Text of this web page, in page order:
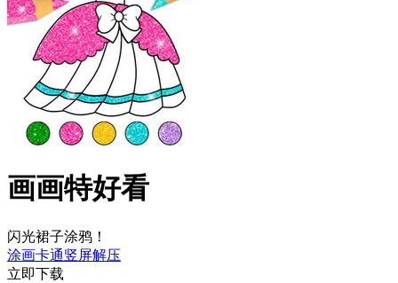
画画特好看
闪光裙子涂鸦！
涂画卡通竖屏解压
立即下载